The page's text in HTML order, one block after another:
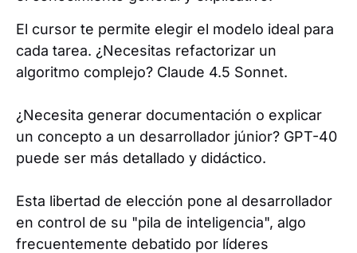
El cursor te permite elegir el modelo ideal para
cada tarea. ¿Necesitas refactorizar un
algoritmo complejo? Claude 4.5 Sonnet.
¿Necesita generar documentación o explicar
un concepto a un desarrollador júnior? GPT-40
puede ser más detallado y didáctico.
Esta libertad de elección pone al desarrollador
en control de su "pila de inteligencia", algo
frecuentemente debatido por líderes